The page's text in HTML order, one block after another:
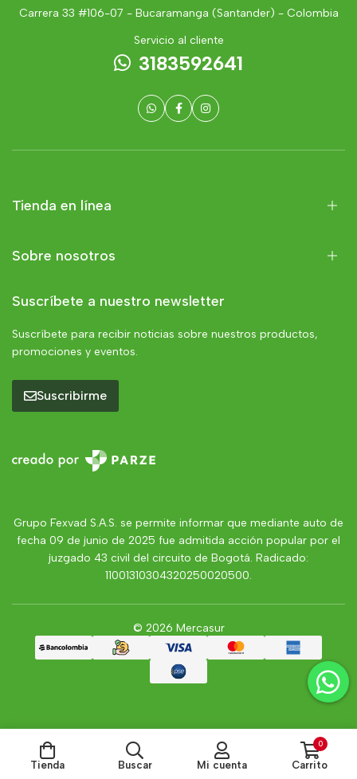
Carrera 33 #106-07 - Bucaramanga (Santander) - Colombia
Servicio al cliente
3183592641
Tienda en línea
Sobre nosotros
Suscríbete a nuestro newsletter
Suscríbete para recibir noticias sobre nuestros productos,
promociones y eventos.
Suscribirme
Grupo Fexvad S.A.S. se permite informar que mediante auto de
fecha 09 de junio de 2025 fue admitida acción popular por el
juzgado 43 civil del circuito de Bogotá. Radicado:
11001310304320250020500.
© 2026 Mercasur
Tienda Buscar Mi cuenta
0
Carrito